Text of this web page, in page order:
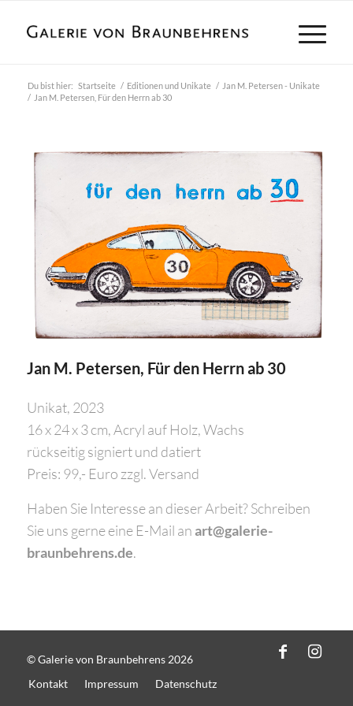
Du bist hier: Startseite / Editionen und Unikate / Jan M. Petersen - Unikate
/ Jan M. Petersen, Für den Herrn ab 30
Jan M. Petersen, Für den Herrn ab 30
Unikat, 2023
16 x 24 x 3 cm, Acryl auf Holz, Wachs
rückseitig signiert und datiert
Preis: 99,- Euro zzgl. Versand
Haben Sie Interesse an dieser Arbeit? Schreiben
Sie uns gerne eine E-Mail anart@galerie-
braunbehrens.de.
© Galerie von Braunbehrens 2026
Kontakt
Impressum Datenschutz